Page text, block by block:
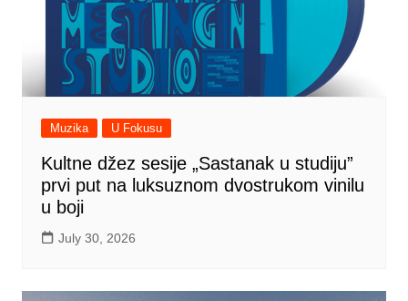
Muzika U Fokusu
Kultne džez sesije „Sastanak u studiju”
prvi put na luksuznom dvostrukom vinilu
u boji
July 30, 2026